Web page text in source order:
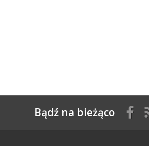
Bądź na bieżąco